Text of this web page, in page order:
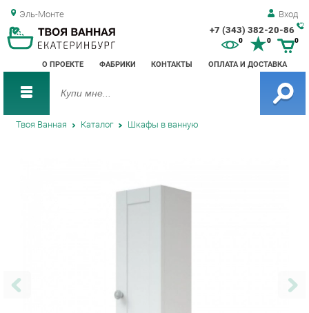
Эль-Монте Вход
+7 (343) 382-20-86
О ПРОЕКТЕ ФАБРИКИ КОНТАКТЫ ОПЛАТА И ДОСТАВКА
0 0
Твоя Ванная Каталог Шкафы в ванную